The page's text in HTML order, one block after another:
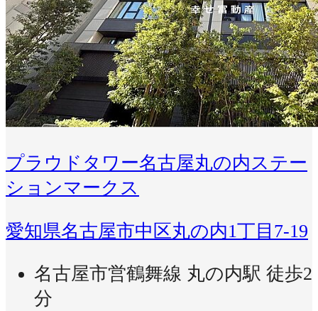
プラウドタワー名古屋丸の内ステー
ションマークス
愛知県名古屋市中区丸の内1丁目7-19
名古屋市営鶴舞線 丸の内駅 徒歩2
分